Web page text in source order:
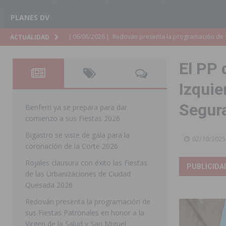
PLANES DV
ACTUALIDAD [ 06/08/2026 ] El PSOE denuncia una nueva prórroga
ellos varios de la Vega Baja
COMARCA
[ 06/08/2026 ] Vegavacaciones 2026 amplía su
SAN MIGUEL DE SALINAS
[ 06/08/2026 ] La Diputación de Alicante inyectará
[ 06/08/2026 ] San Miguel de Salinas abre las
SAN MIGUEL DE SALINAS
[ 06/08/2026 ] La Escuela Municipal de Música de
[ 06/08/2026 ]
Convocado el XXVII Concurso de
El PP
02/10/2025
Benferri ya se prepara para dar
comienzo a sus Fiestas 2026
Bigastro se viste de gala para la
coronación de la Corte 2026
Rojales clausura con éxito las Fiestas
de las Urbanizaciones de Ciudad
Quesada 2026
Redován presenta la programación de
sus Fiestas Patronales en honor a la
Virgen de la Salud y San Miguel